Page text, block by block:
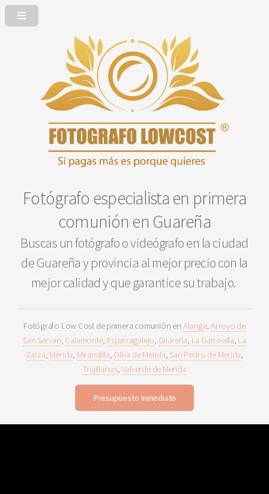
Fotógrafo especialista en primera
comunión en Guareña
Buscas un fotógrafo o videógrafo en la ciudad
de Guareña y provincia al mejor precio con la
mejor calidad y que garantice su trabajo.
Fotógrafo Low Cost de primera comunión en Alange, Arroyo de
San Servan, Calamonte, Esparragalejo, Guareña, La Garrovilla, La
Zarza, Merida, Mirandilla, Oliva de Merida, San Pedro de Merida,
Trujillanos, Valverde de Merida
Presupuesto Inmediato